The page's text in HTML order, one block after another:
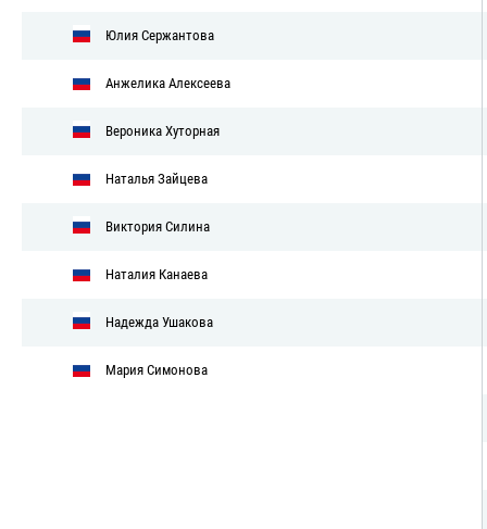
Юлия Сержантова
Анжелика Алексеева
Вероника Хуторная
Наталья Зайцева
Виктория Силина
Наталия Канаева
Надежда Ушакова
Мария Симонова